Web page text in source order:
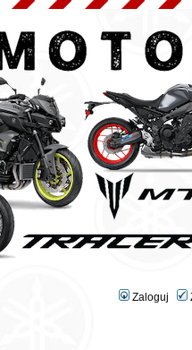
Zaloguj